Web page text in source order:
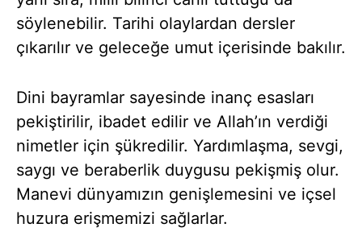
söylenebilir. Tarihi olaylardan dersler
çıkarılır ve geleceğe umut içerisinde bakılır.
Dini bayramlar sayesinde inanç esasları
pekiştirilir, ibadet edilir ve Allah’ın verdiği
nimetler için şükredilir. Yardımlaşma, sevgi,
saygı ve beraberlik duygusu pekişmiş olur.
Manevi dünyamızın genişlemesini ve içsel
huzura erişmemizi sağlarlar.